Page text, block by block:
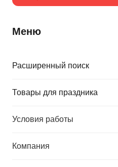
Меню
Расширенный поиск
Товары для праздника
Условия работы
Компания
Е 12" Пастель
3.35
в